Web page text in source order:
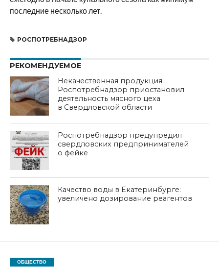
последние несколько лет.
РОСПОТРЕБНАДЗОР
РЕКОМЕНДУЕМОЕ
Некачественная продукция:
Роспотребнадзор приостановил
деятельность мясного цеха
в Свердловской области
Роспотребнадзор предупредил
свердловских предпринимателей
о фейке
Качество воды в Екатеринбурге:
увеличено дозирование реагентов
ОБЩЕСТВО